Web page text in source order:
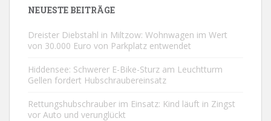
NEUESTE BEITRÄGE
Dreister Diebstahl in Miltzow: Wohnwagen im Wert
von 30.000 Euro von Parkplatz entwendet
Hiddensee: Schwerer E-Bike-Sturz am Leuchtturm
Gellen fordert Hubschraubereinsatz
Rettungshubschrauber im Einsatz: Kind läuft in Zingst
vor Auto und verunglückt